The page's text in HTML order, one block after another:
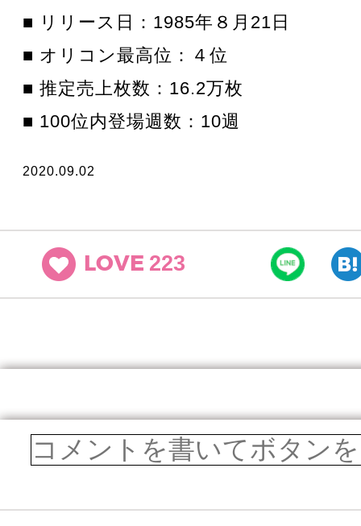
■ リリース日：1985年８月21日
■ オリコン最高位：４位
■ 推定売上枚数：16.2万枚
■ 100位内登場週数：10週
2020.09.02
LOVE 223